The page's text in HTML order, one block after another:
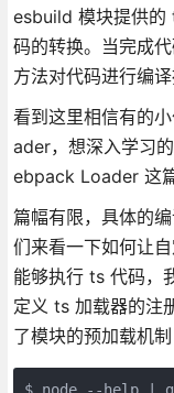
esbuild 模块提供
码的转换。当完成
方法对代码进行编译
看到这里相信有的
ader，想深入学习
ebpack Loader 这篇
篇幅有限，具体的
们来看一下如何让
能够执行 ts 代码，
定义 ts 加载器的注
了模块的预加载机制